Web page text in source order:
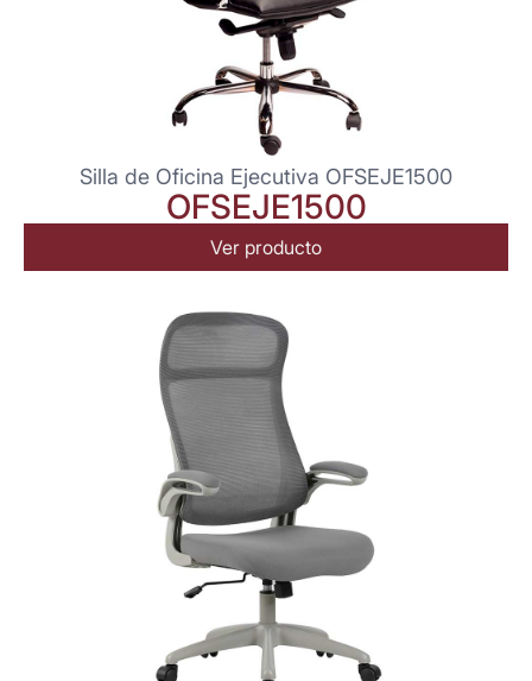
Silla de Oficina Ejecutiva OFSEJE1500
OFSEJE1500
Ver producto